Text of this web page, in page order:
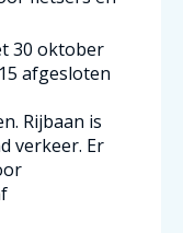
30 oktober
afgesloten
Rijbaan is
verkeer. Er